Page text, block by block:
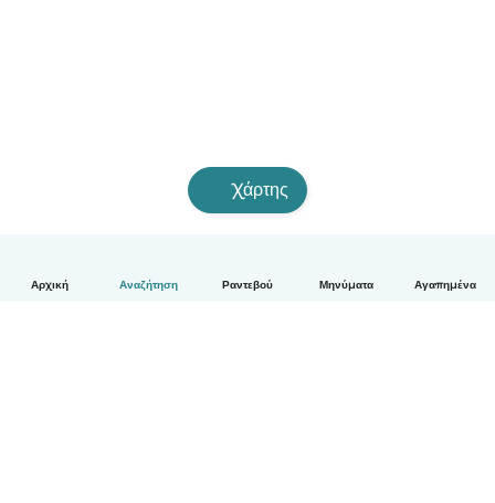
Αρχική Αναζήτηση Ραντεβού Μηνύματα Αγαπημένα
Χάρτης